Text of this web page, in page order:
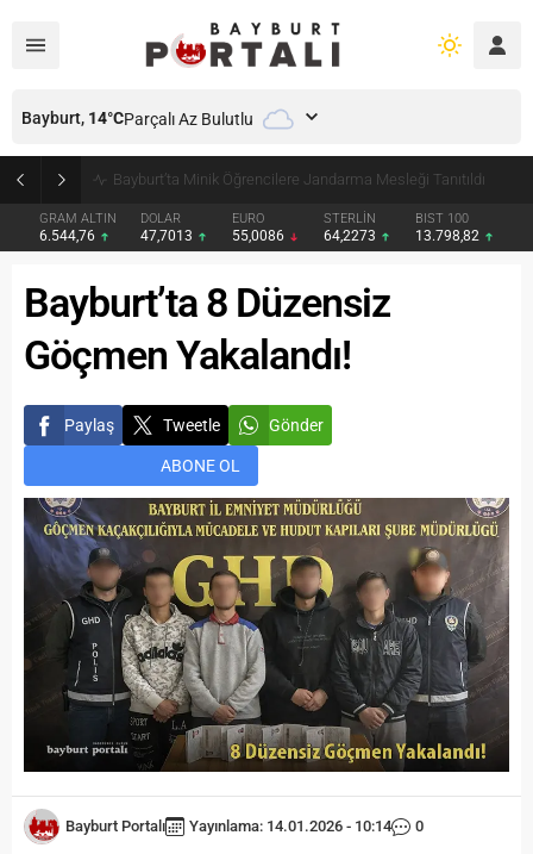
Bayburt’ta Minik Öğrencilere Jandarma Mesleği Tanıtıldı
GRAM ALTIN
6.544,76
DOLAR
47,7013
EURO
55,0086
STERLİN
64,2273
BIST 100
13.798,82
Bayburt, 14°CParçalı Az Bulutlu
Bayburt’ta 8 Düzensiz
Göçmen Yakalandı!
Paylaş Tweetle Gönder
ABONE OL
Bayburt Portalı Yayınlama: 14.01.2026 - 10:14 0